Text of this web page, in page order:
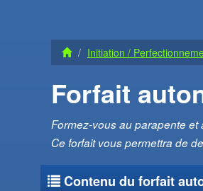
Initiation /
Forfait
Formez-vous au parapente et
Ce forfait vous permettra de
Contenu du forfait